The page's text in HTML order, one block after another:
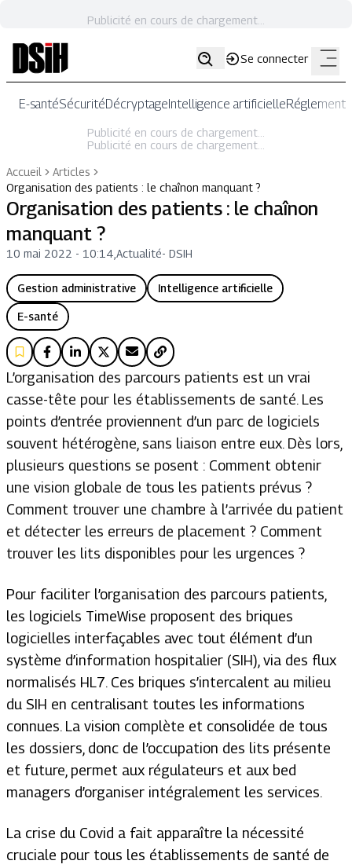
Publicité en cours de chargement...
Se connecter
E-santéSécuritéDécryptageIntelligence artificielle
Publicité en cours de chargement...
Publicité en cours de chargement...
Accueil
Articles
Organisation des patients : le chaînon manquant ?
Organisation des patients : le chaînon
manquant ?
10 mai 2022 - 10:14 Actualité- DSIH
Gestion administrative Intelligence artificielle
E-santé
L’organisation des parcours patients est un vrai
casse-tête pour les établissements de santé. Les
points d’entrée proviennent d’un parc de logiciels
souvent hétérogène, sans liaison entre eux. Dès lors,
plusieurs questions se posent : Comment obtenir
une vision globale de tous les patients prévus ?
Comment trouver une chambre à l’arrivée du patient
et détecter les erreurs de placement ? Comment
trouver les lits disponibles pour les urgences ?
Pour faciliter l’organisation des parcours patients,
les logiciels TimeWise proposent des briques
logicielles interfaçables avec tout élément d’un
système d’information hospitalier (SIH), via des flux
normalisés HL7. Ces briques s’intercalent au milieu
du SIH en centralisant toutes les informations
connues. La vision complète et consolidée de tous
les dossiers, donc de l’occupation des lits présente
et future, permet aux régulateurs et aux bed
managers d’organiser intégralement les services.
La crise du Covid a fait apparaître la nécessité
cruciale pour tous les établissements de santé de